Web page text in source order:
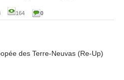
164 0
des Terre-Neuvas (Re-Up)